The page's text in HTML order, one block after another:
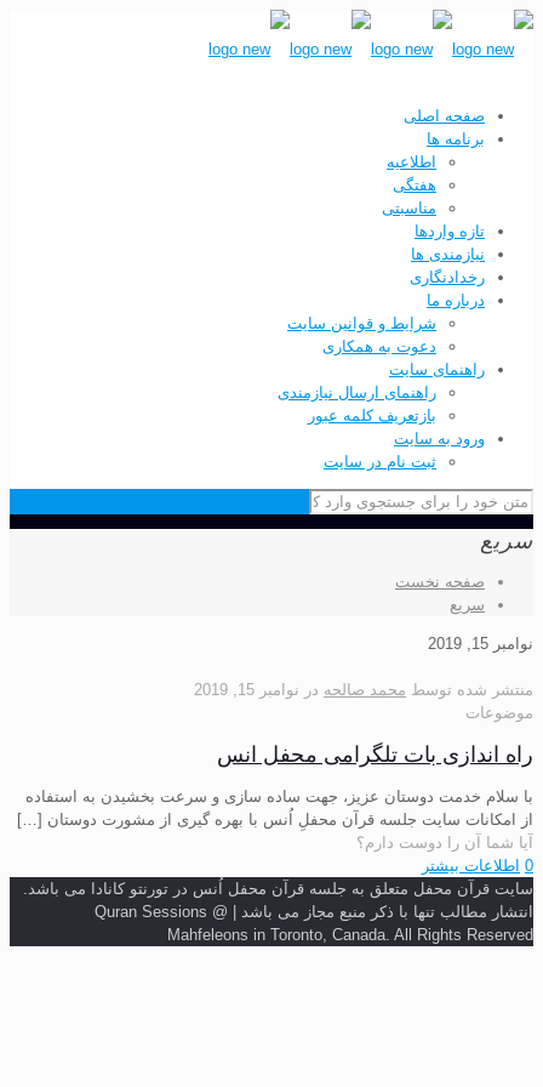
صفحه اصلی
برنامه ها
اطلاعیه
هفتگی
مناسبتی
تازه واردها
نیازمندی ها
رخدادنگاری
درباره ما
شرایط و قوانین سایت
دعوت به همکاری
راهنمای سایت
راهنمای ارسال نیازمندی
بازتعریف کلمه عبور
ورود به سایت
ثبت نام در سایت
سریع
صفحه نخست
سریع
نوامبر 15, 2019
منتشر شده توسط محمد صالحه در نوامبر 15, 2019
موضوعات
راه اندازی بات تلگرامی محفل انس
با سلام خدمت دوستان عزیز، جهت ساده سازی و سرعت بخشیدن به استفاده
از امکانات سایت جلسه قرآن محفلِ اُنس با بهره گیری از مشورت دوستان […]
آیا شما آن را دوست دارم؟
0 اطلاعات بیشتر
سایت قرآن محفل متعلق به جلسه قرآن محفل اُنس در تورنتو کانادا می باشد.
انتشار مطالب تنها با ذکر منبع مجاز می باشد | Quran Sessions @
Mahfeleons in Toronto, Canada. All Rights Reserved